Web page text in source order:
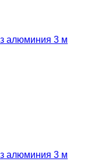
алюминия 3 м
алюминия 3 м